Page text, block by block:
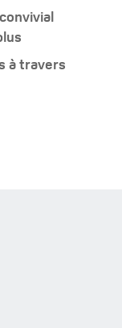
à travers